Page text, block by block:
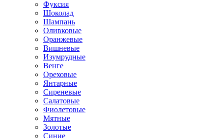
Фуксия
Шоколад
Шампань
Оливковые
Оранжевые
Вишневые
Изумрудные
Венге
Ореховые
Янтарные
Сиреневые
Салатовые
Фиолетовые
Мятные
Золотые
Синие